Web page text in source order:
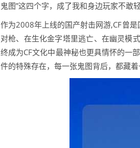
鬼图”这四个字，成了我和身边玩家不敢
作为2008年上线的国产射击网游,CF曾
对枪、在生化金字塔里逃亡、在幽灵模
终成为CF文化中最神秘也更具情怀的一
件的特殊存在，每一张鬼图背后，都藏